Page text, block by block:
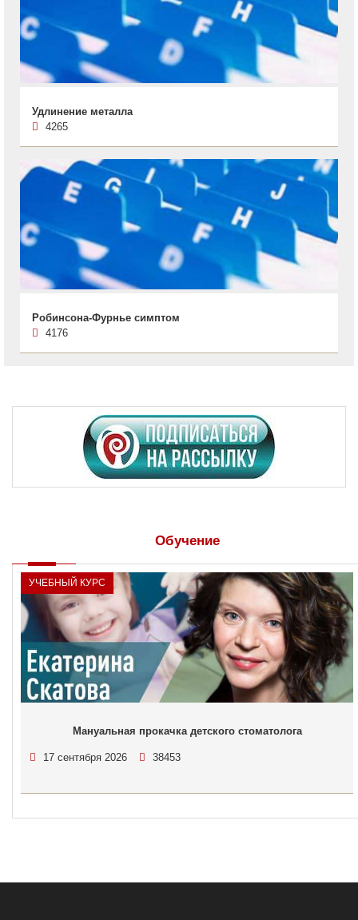
Удлинение металла
4265
Робинсона-Фурнье симптом
4176
Обучение
УЧЕБНЫЙ КУРС
Мануальная прокачка детского стоматолога
17 сентября 2026 38453